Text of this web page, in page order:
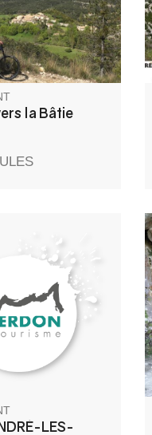
la Bâtie
mondialement
sommet du Chalvet
un panorama à
sur le lac de
LES-